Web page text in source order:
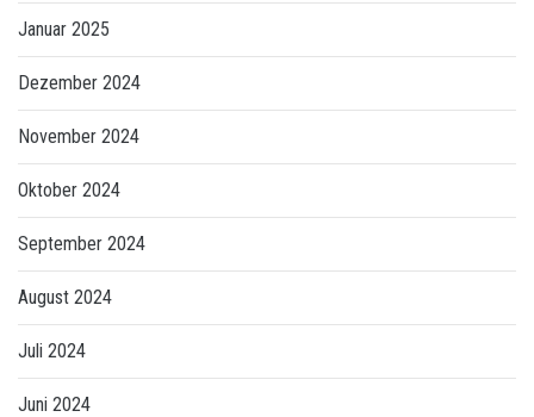
Januar 2025
Dezember 2024
November 2024
Oktober 2024
September 2024
August 2024
Juli 2024
Juni 2024